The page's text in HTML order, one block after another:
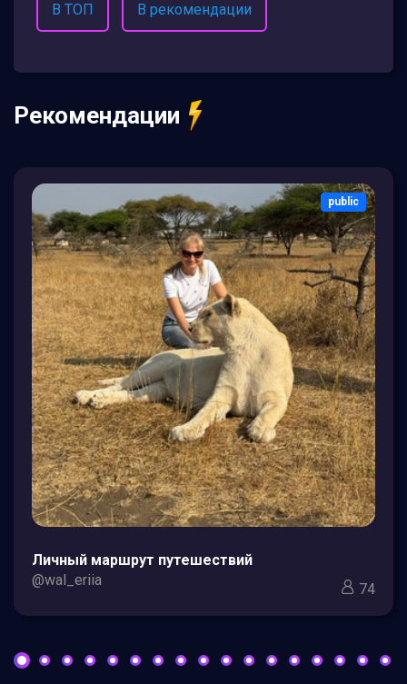
В ТОП В рекомендации
Рекомендации
public
Личный маршрут путешествий
@wal_eriia
74